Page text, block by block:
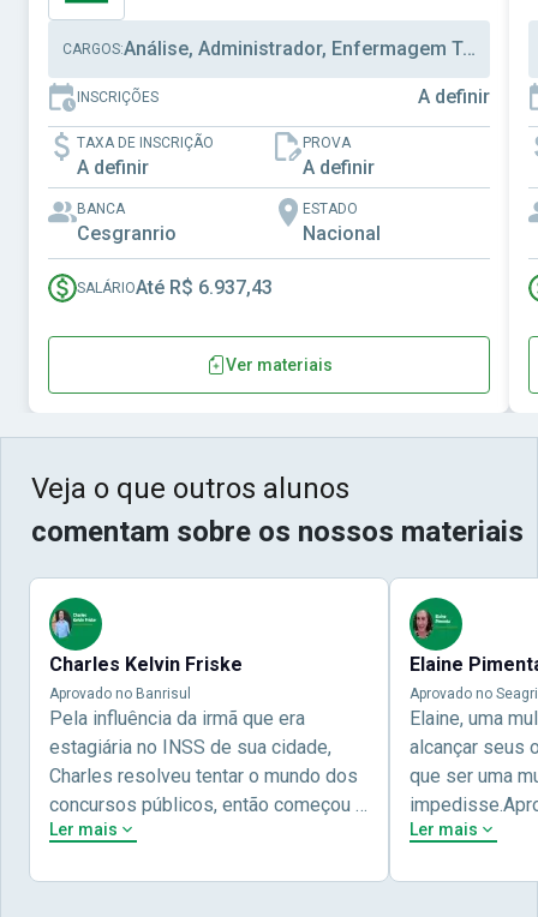
CARGOS: Análise, Administrador, Enfermagem Trabalho
INSCRIÇÕES A definir
TAXA DE INSCRIÇÃO
A definir
PROVA
A definir
BANCA
Cesgranrio
ESTADO
Nacional
SALÁRIOAté R$ 6.937,43
Ver materiais
Veja o que outros alunos
comentam sobre os nossos materiais
Charles Kelvin Friske
Aprovado no Banrisul
Pela influência da irmã que era
estagiária no INSS de sua cidade,
Charles resolveu tentar o mundo dos
concursos públicos, então começou a
estudar com contéudo gratuito que a
Ler mais
Elaine
Aprovado no
Elaine, uma
alcançar seus
que ser uma
concursos
Ler mais